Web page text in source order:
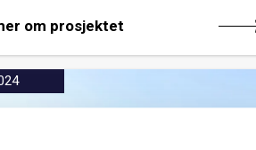
om prosjektet